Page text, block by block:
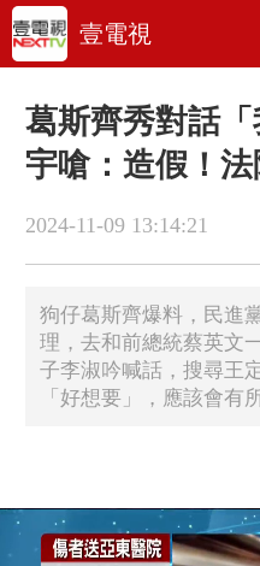
壹電視
葛斯齊秀對話
宇嗆：造假！
2024-11-09 13:14:21
狗仔葛斯齊爆料，民進
理，去和前總統蔡英文
子李淑吟喊話，搜尋王
「好想要」，應該會有